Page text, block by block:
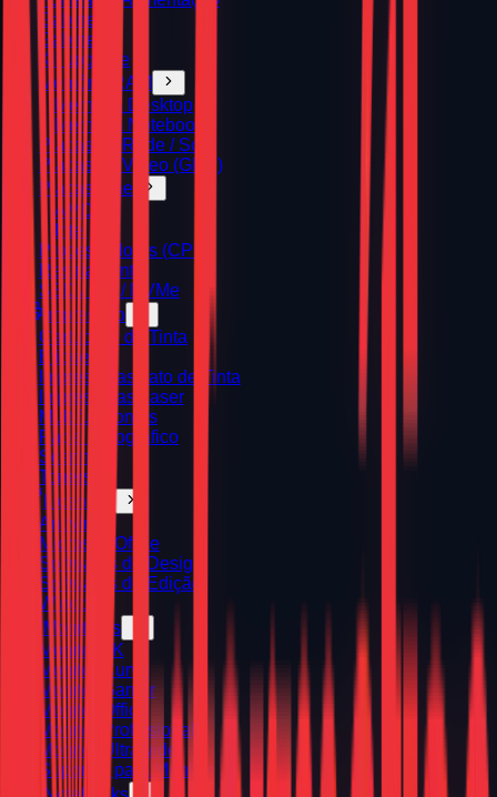
Gabinete
Gabinetes
Kit upgrade
Memória RAM
Memoria Desktop
Memoria Notebook
Placas de Rede / Som
Placas de Vídeo (GPU)
Placas‑Mãe
AMD
Intel
Processadores (CPU)
Resfriamento
SSD / HD / NVMe
Impressão
Cartuchos de Tinta
Etiquetas
Impressoras Jato de Tinta
Impressoras Laser
Multifuncionais
Papel Fotográfico
Scanners
Toners
Licenças
Antivírus
Microsoft Office
Softwares de Design
Softwares de Edição
Windows
Monitores
Monitor 4K
Monitor Curvo
Monitor Gamer
Monitor Office
Monitor Profissional
Monitor Ultrawide
Suportes para Monitor